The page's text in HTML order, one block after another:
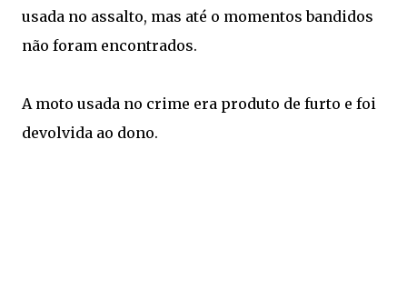
usada no assalto, mas até o momentos bandidos
não foram encontrados.
A moto usada no crime era produto de furto e foi
devolvida ao dono.